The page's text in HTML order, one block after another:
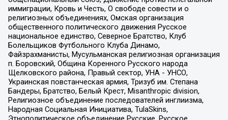
иммиграции, Кровь и Честь, О свободе совести и о
религиозных объединениях, Омская организация
общественного политического движения Русское
национальное единство, Северное Братство, Клуб
Болельщиков Футбольного Клуба Динамо,
Файзрахманисты, Мусульманская религиозная организация
п. Боровский, Община Коренного Русского народа
Щелковского района, Правый сектор, УНА - УНСО,
Украинская повстанческая армия, Тризуб им. Степана
Бандеры, Братство, Белый Крест, Misanthropic division,
Религиозное объединение последователей инглиизма,
Народная Социальная Инициатива, TulaSkins,